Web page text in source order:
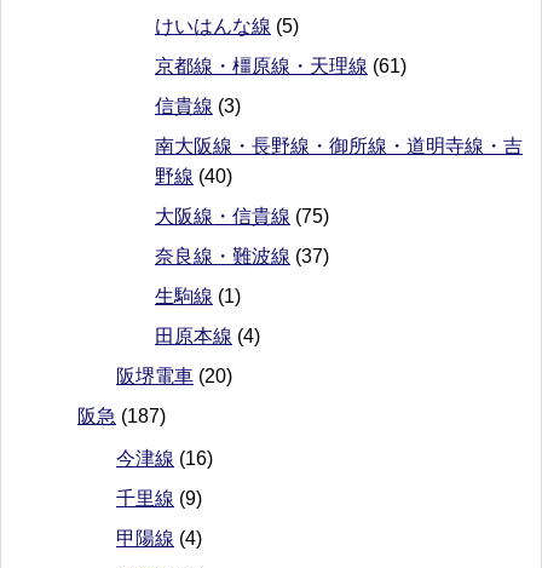
けいはんな線 (5)
京都線・橿原線・天理線 (61)
信貴線 (3)
南大阪線・長野線・御所線・道明寺線・吉
野線 (40)
大阪線・信貴線 (75)
奈良線・難波線 (37)
生駒線 (1)
田原本線 (4)
阪堺電車 (20)
阪急 (187)
今津線 (16)
千里線 (9)
甲陽線 (4)